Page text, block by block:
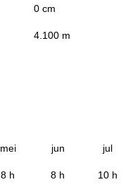
0 cm
4.100 m
mei jun jul
8 h 8 h 10 h